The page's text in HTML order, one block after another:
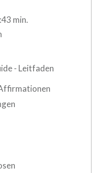
min.
- Leitfaden